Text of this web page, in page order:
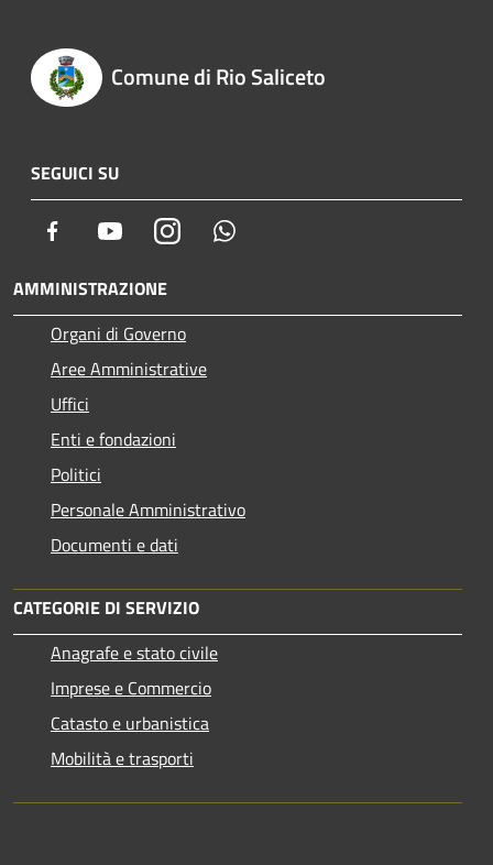
Comune di Rio Saliceto
SEGUICI SU
Facebook YoutubeInstagram
AMMINISTRAZIONE
Organi di Governo
Aree Amministrative
Uffici
Enti e fondazioni
Politici
Personale Amministrativo
Documenti e dati
CATEGORIE DI SERVIZIO
Anagrafe e stato civile
Imprese e Commercio
Catasto e urbanistica
Mobilità e trasporti